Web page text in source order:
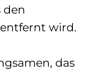
den
wird.
das